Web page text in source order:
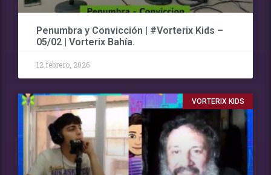
Penumbra y Convicción | #Vorterix Kids –
05/02 | Vorterix Bahía.
12 febrero, 2026
VORTERIX KIDS